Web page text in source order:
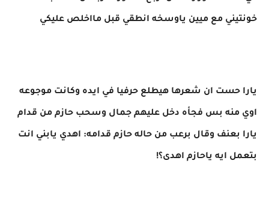
خونتيني مع ميين ياوسخه انطقي قبل مااخلص عليكي
يارا حست ان شعرها هيطلع حرفيا في ايده وكانت موجوعه
اوي منه بس فجأه دخل عليهم جمال وسحب حازم من قدام
يارا بعنف وقال برعب من حاله حازم قدامه: اهدي يابني انت
بتعمل ايه ياحازم اهدى؟!